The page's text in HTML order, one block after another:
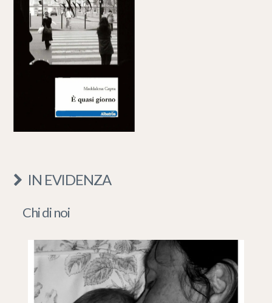
IN EVIDENZA
Chi di noi